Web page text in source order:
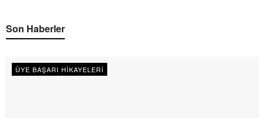
Son Haberler
ÜYE BAŞARI HIKAYELERI